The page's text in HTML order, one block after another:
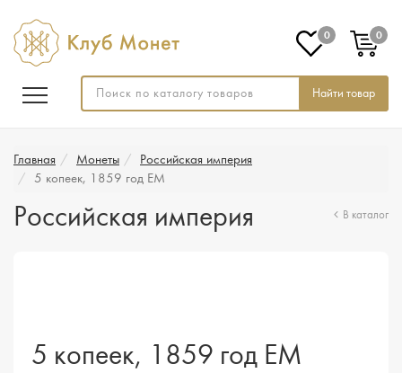
Найти товар
0 0
Главная Монеты
Российская империя
5 копеек, 1859 год ЕМ
Российская империя В каталог
5 копеек, 1859 год ЕМ